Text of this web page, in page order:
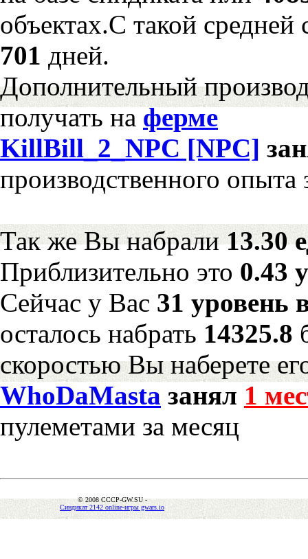
объектах.С такой
701 дней.
Дополнительный
получать наферме
KillBill_2_NPC [NPC]
производственного опыта
Так же Вы набрали13.30
Приблизительно это 0.43
Сейчас у Вас 31 уровень
осталось набрать 14325.8
скоростью Вы наберете
WhoDaMasta занял 1
пулеметами за месяц
© 2008 CCCP-GW.SU -
Синдикат 2142 online-игры gwars.io